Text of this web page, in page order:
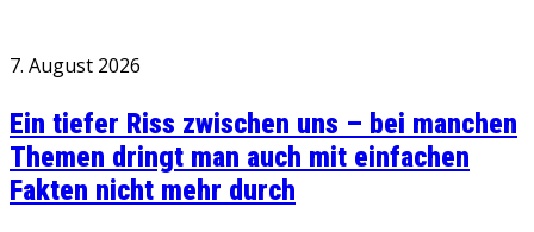
7. August 2026
Ein tiefer Riss zwischen uns – bei manchen
Themen dringt man auch mit einfachen
Fakten nicht mehr durch